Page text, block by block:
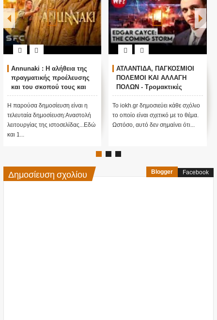
Annunaki : Η αλήθεια της
πραγματικής προέλευσης
και του σκοπού τους και
αναστολή λειτουργίας μας
....
Η παρούσα δημοσίευση είναι η
τελευταία δημοσίευση:Αναστολή
λειτουργίας της ιστοσελίδας...Εδώ
και 1...
ΑΤΛΑΝΤΙΔΑ, ΠΑΓΚΟΣΜΙΟΙ
ΠΟΛΕΜΟΙ ΚΑΙ ΑΛΛΑΓΗ
ΠΟΛΩΝ - Τρομακτικές
προβλέψεις του Edgar
Cayce (Video)
Το iokh.gr δημοσιεύει κάθε σχόλιο
το οποίο είναι σχετικό με το θέμα.
Ωστόσο, αυτό δεν σημαίνει ότι...
Δημοσίευση σχολίου Blogger Facebook